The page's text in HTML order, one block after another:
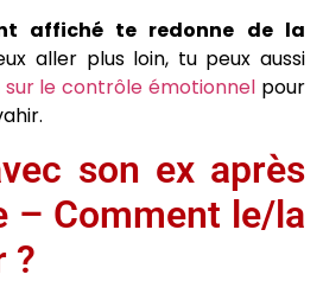
affiché te redonne de la
aller plus loin, tu peux aussi
le contrôle émotionnel pour
son ex après
– Comment le/la
?